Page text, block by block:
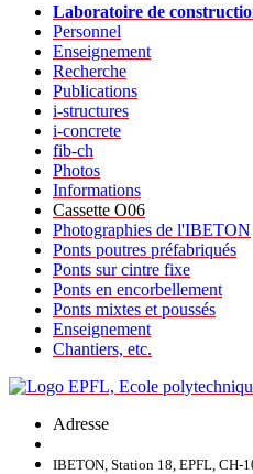
Laboratoire de
Personnel
Enseignement
Recherche
Publications
i-structures
i-concrete
fib-ch
Photos
Informations
Cassette O06
Photographies de l'IBETON
Ponts poutres préfabriqués
Ponts sur cintre fixe
Ponts en encorbellement
Ponts mixtes et poussés
Enseignement
Chantiers, etc.
Adresse
IBETON, Station 18, EPFL, CH-